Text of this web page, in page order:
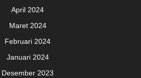
April 2024
Maret 2024
Februari 2024
Januari 2024
Desember 2023